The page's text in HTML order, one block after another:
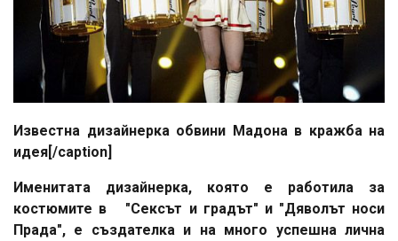
Известна дизайнерка обвини Мадона в кражба на
идея[/caption]
Именитата дизайнерка, която е работила за
костюмите в "Сексът и градът" и "Дяволът носи
Прада", е създателка и на много успешна лична